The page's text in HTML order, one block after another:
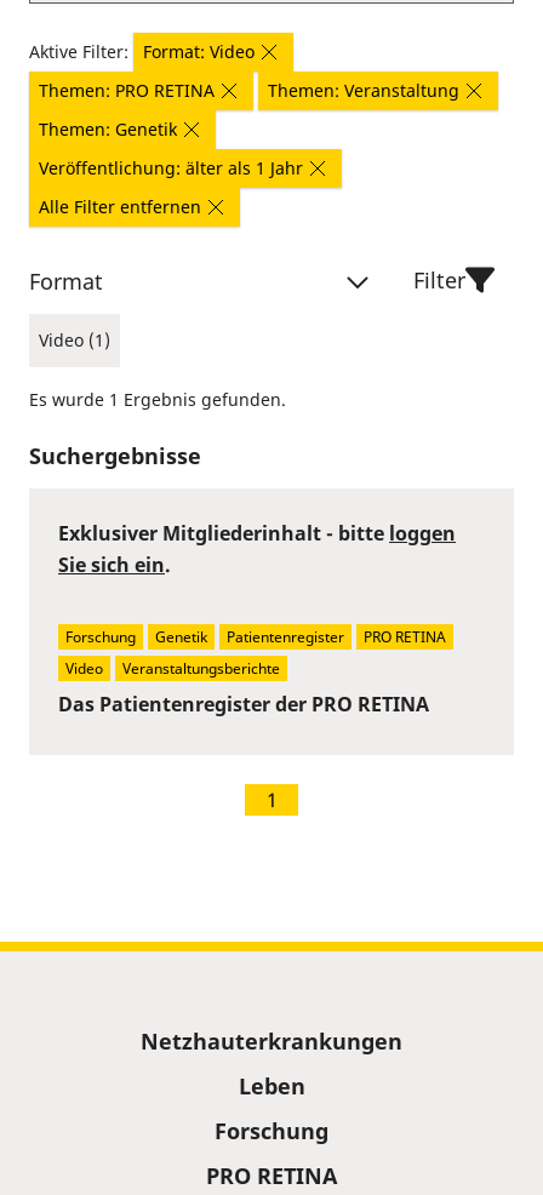
Aktive Filter:
Format: Video
Themen: PRO RETINA
Themen: Veranstaltung
Themen: Genetik
Veröffentlichung: älter als 1 Jahr
Alle Filter entfernen
Format
Video (1)
Filter
Es wurde 1 Ergebnis gefunden.
Suchergebnisse
Das Patientenregister der PRO RETINA
Exklusiver Mitgliederinhalt - bitte loggen
Sie sich ein.
Forschung Genetik Patientenregister
PRO RETINA
Video
Veranstaltungsberichte
1
Netzhauterkrankungen
Leben
Forschung
PRO RETINA